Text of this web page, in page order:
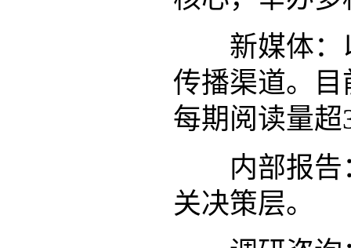
新媒体：以
传播渠道。
每期阅读量超
内部报告：
关决策层。